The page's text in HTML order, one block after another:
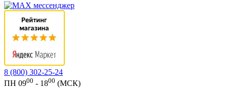
8 (800) 302-25-24
ПН 0900 - 1800 (МСК)